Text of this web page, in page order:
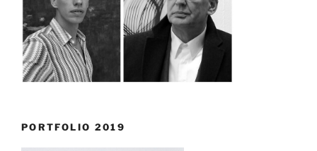
PORTFOLIO 2019